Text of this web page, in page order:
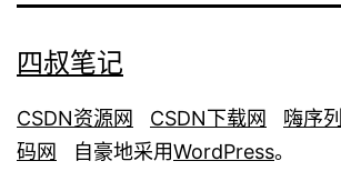
四叔笔记
CSDN资源网 CSDN下载网 嗨序
码网 自豪地采用WordPress。